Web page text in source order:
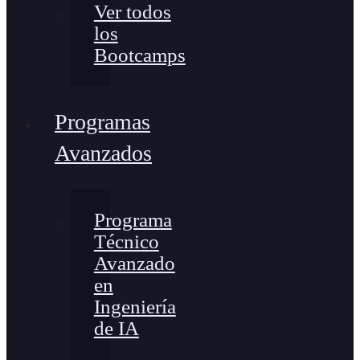
Ver todos
los
Bootcamps
Programas
Avanzados
Programa
Técnico
Avanzado
en
Ingeniería
de IA